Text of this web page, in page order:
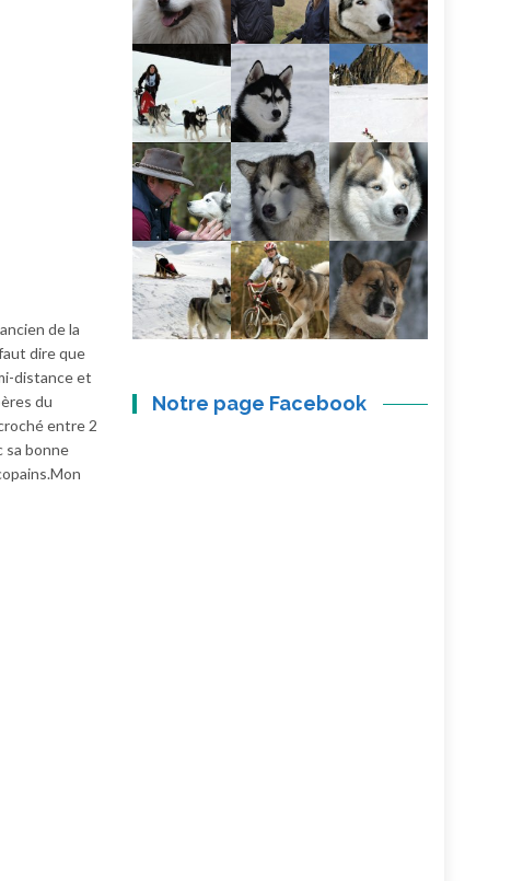
de la
dire que
distance et
du
entre 2
sa bonne
Notre page Facebook